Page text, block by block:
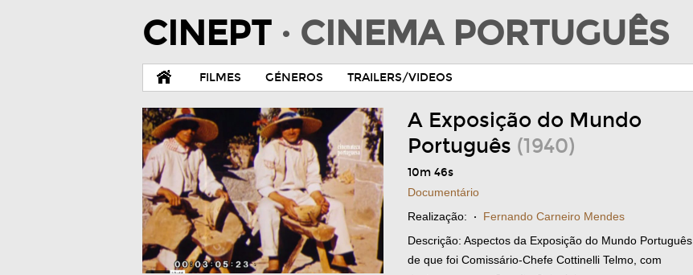
CINEPT · CINEMA PORTUGUÊS
FILMES GÉNEROS TRAILERS/VIDEOS
A Exposição do Mundo
Português (1940)
10m 46s
Documentário
Realização: · Fernando Carneiro Mendes
Descrição: Aspectos da Exposição do Mundo Português,
de que foi Comissário-Chefe Cottinelli Telmo, com